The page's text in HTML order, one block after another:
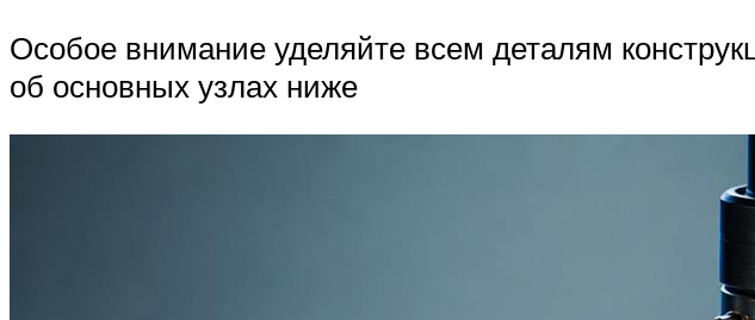
Особое внимание уделяйте всем деталям
об основных узлах ниже